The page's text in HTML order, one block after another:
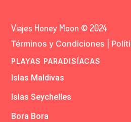
Viajes Honey Moon © 2024
Términos y Condiciones
PLAYAS PARADISÍACAS
Islas Maldivas
Islas Seychelles
Bora Bora